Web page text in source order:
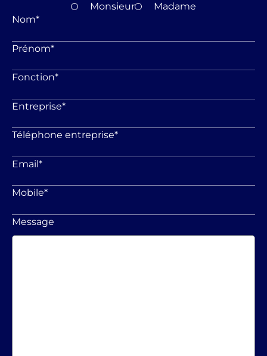
Monsieur
Madame
Nom*
Prénom*
Fonction*
Entreprise*
Téléphone entreprise*
Email*
Mobile*
Message